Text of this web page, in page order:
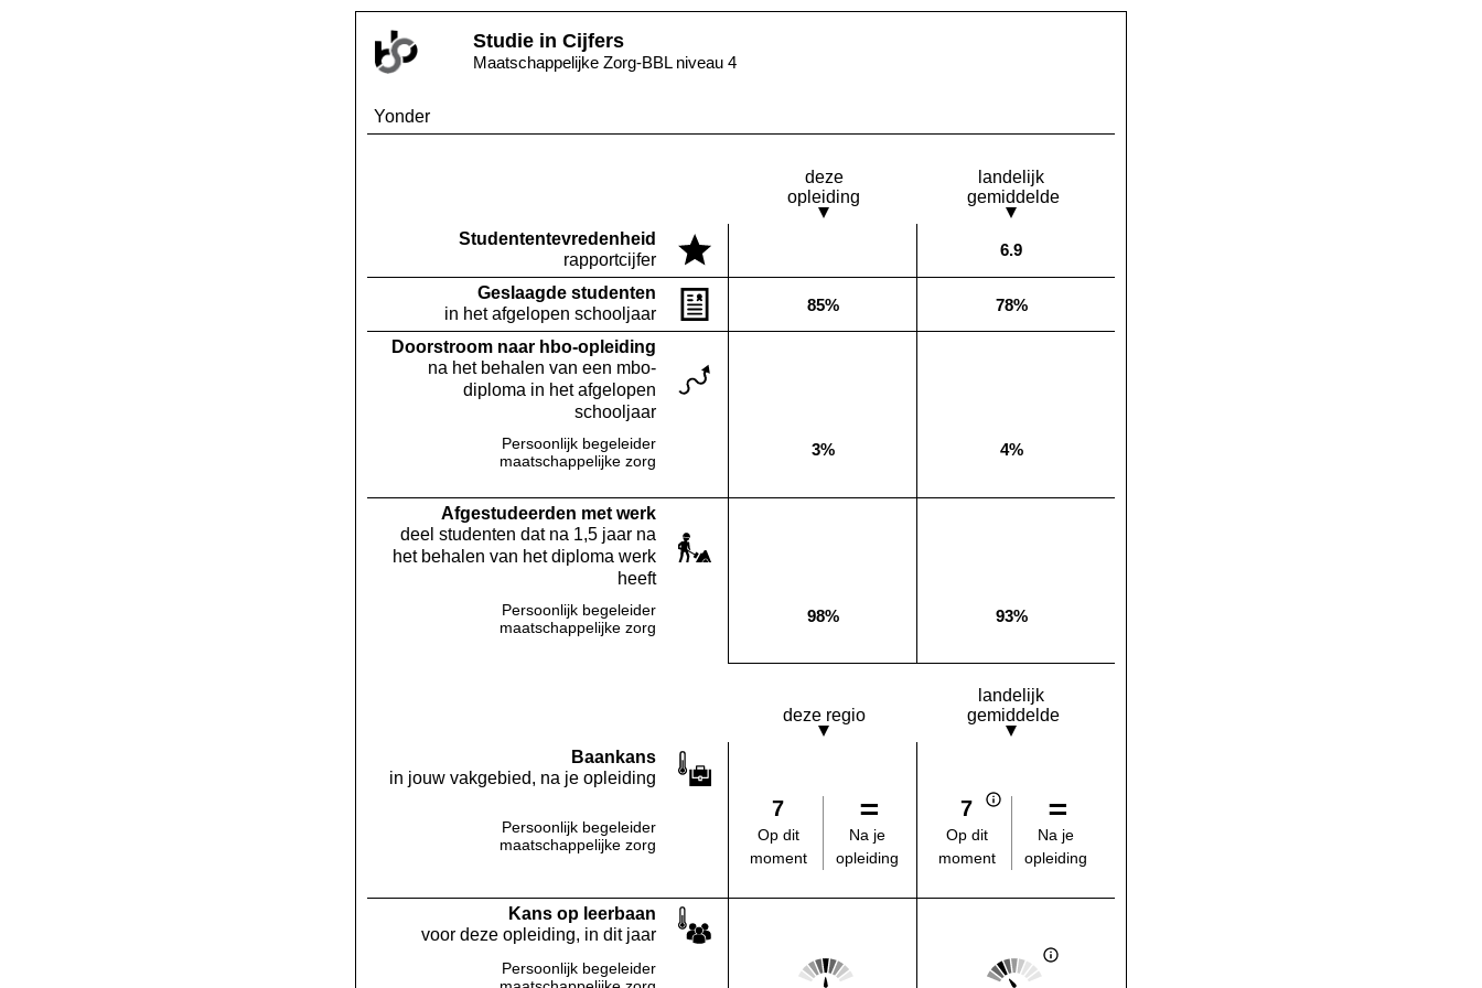
Studie in Cijfers
Maatschappelijke Zorg-BBL niveau 4
Yonder
deze
opleiding
landelijk
gemiddelde
Studenten­tevredenheid
rapportcijfer
Landelijk gemiddelde:
6.9
Geslaagde studenten
in het afgelopen schooljaar
Deze opleiding:
85% Landelijk gemiddelde:
78%
Doorstroom naar hbo-opleiding
na het behalen van een mbo-
diploma in het afgelopen
schooljaar
Persoonlijk begeleider
maatschappelijke zorg
Deze opleiding:
3% Landelijk gemiddelde:
4%
Af­gestudeerden met werk
deel studenten dat na 1,5 jaar na
het behalen van het diploma werk
heeft
Persoonlijk begeleider
maatschappelijke zorg
Deze opleiding:
98% Landelijk gemiddelde:
93%
deze regio
landelijk
gemiddelde
Baankans
in jouw vakgebied, na je opleiding
Persoonlijk begeleider
maatschappelijke zorg
7
Op dit
moment
Na je
opleiding
7
Op dit
moment
Na je
opleiding
Kans op leerbaan
voor deze opleiding, in dit jaar
Persoonlijk begeleider
Deze regio:
Score: 3 van 5
Landelijk gemiddelde:
Score: 2 van 5